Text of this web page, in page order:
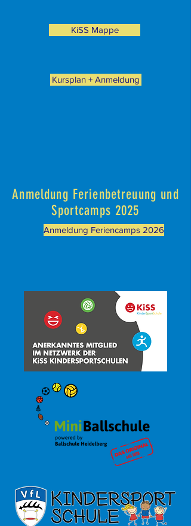
KiSS Mappe
Kursplan + Anmeldung
Anmeldung Ferienbetreuung und
Sportcamps 2025
Anmeldung Feriencamps 2026